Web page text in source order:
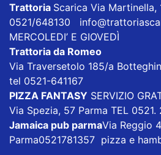
Trattoria Scarica Via Martinella,
0521/648130
MERCOLEDI’ E GIOVEDÌ
Trattoria da Romeo
Via Traversetolo 185/a
tel 0521-641167
PIZZA FANTASY SERVIZIO
Via Spezia, 57 Parma TEL 0521.
Jamaica pub parmaVia Reggio
Parma0521781357 pizza e